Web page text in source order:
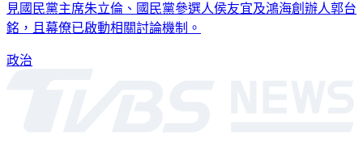
見國民黨主席朱立倫、國民黨參選人侯友宜及鴻海創辦人郭台
銘，且幕僚已啟動相關討論機制。
政治